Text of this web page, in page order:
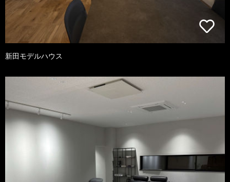
新田モデルハウス